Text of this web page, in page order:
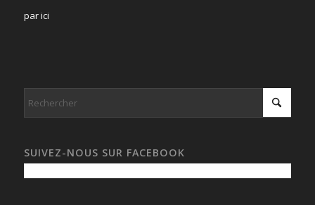
par ici
SUIVEZ-NOUS SUR FACEBOOK